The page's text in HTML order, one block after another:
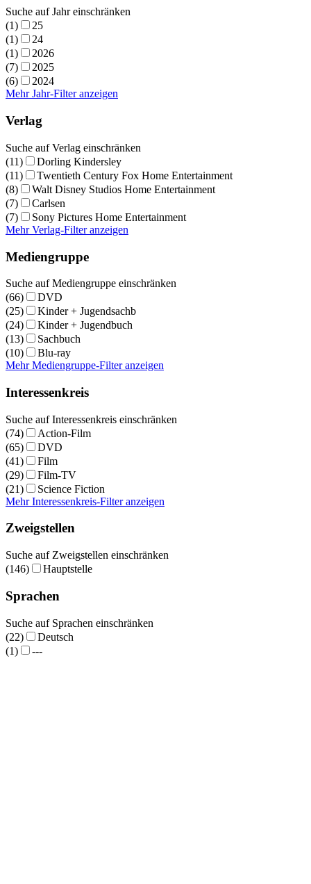
Suche auf Jahr einschränken
(1)
25
(1)
24
(1)
2026
(7)
2025
(6)
2024
Mehr Jahr-Filter anzeigen
Verlag
Suche auf Verlag einschränken
(11)
Dorling Kindersley
(11)
Twentieth Century Fox Home Entertainment
(8)
Walt Disney Studios Home Entertainment
(7)
Carlsen
(7)
Sony Pictures Home Entertainment
Mehr Verlag-Filter anzeigen
Mediengruppe
Suche auf Mediengruppe einschränken
(66)
DVD
(25)
Kinder + Jugendsachb
(24)
Kinder + Jugendbuch
(13)
Sachbuch
(10)
Blu-ray
Mehr Mediengruppe-Filter anzeigen
Interessenkreis
Suche auf Interessenkreis einschränken
(74)
Action-Film
(65)
DVD
(41)
Film
(29)
Film-TV
(21)
Science Fiction
Mehr Interessenkreis-Filter anzeigen
Zweigstellen
Suche auf Zweigstellen einschränken
(146)
Hauptstelle
Sprachen
Suche auf Sprachen einschränken
(22)
Deutsch
(1)
---